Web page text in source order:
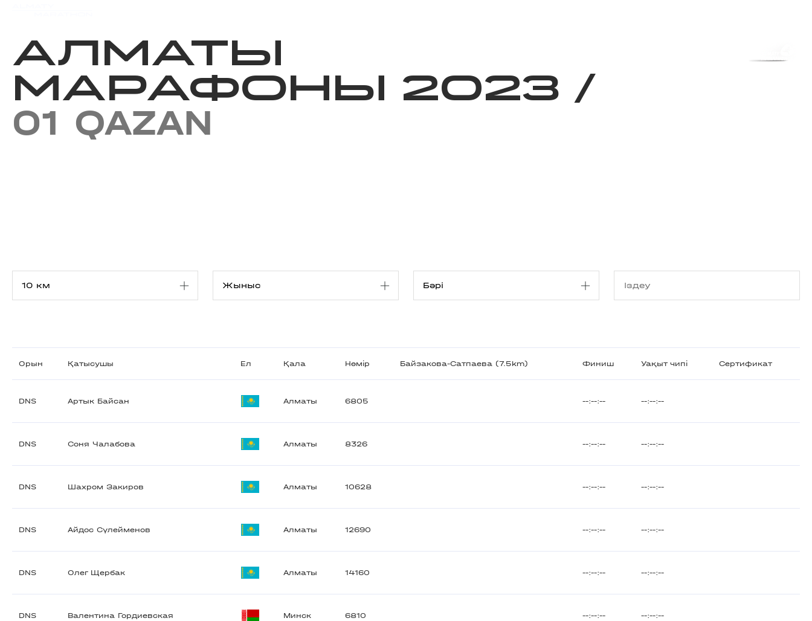
АЛМАТЫ
МАРАФОНЫ 2023 /
01 QAZAN
Орын Қатысушы Ел Қала Нөмір Байзакова-Сатпаева (7.5km) Финиш Уақыт чипі Сертификат
DNS Артык Байсан Алматы 6805 --:--:-- --:--:--
DNS Соня Чалабова Алматы 8326 --:--:-- --:--:--
DNS Шахром Закиров Алматы 10628 --:--:-- --:--:--
DNS Айдос Сүлейменов Алматы 12690 --:--:-- --:--:--
DNS Олег Щербак Алматы 14160 --:--:-- --:--:--
DNS Валентина Гордиевская Минск 6810 --:--:-- --:--:--